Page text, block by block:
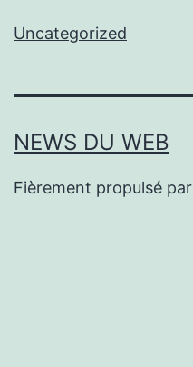
Uncategorized
NEWS DU WEB
Fièrement propulsé par